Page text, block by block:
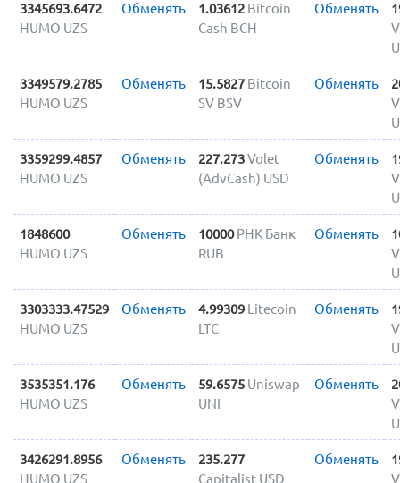
3345693.6472
HUMO UZS
Обменять 1.03612 Bitcoin
Cash BCH
Обменять
3349579.2785
HUMO UZS
Обменять 15.5827 Bitcoin
SV BSV
Обменять
3359299.4857
HUMO UZS
Обменять 227.273Volet
(AdvCash) USD
Обменять
1848600
HUMO UZS
Обменять 10000 РНК Банк
RUB
Обменять
3303333.47529
HUMO UZS
Обменять 4.99309 Litecoin
LTC
Обменять
3535351.176
HUMO UZS
Обменять 59.6575 Uniswap
UNI
Обменять
3426291.8956
HUMO UZS
Обменять
235.277
Capitalist USD
Обменять